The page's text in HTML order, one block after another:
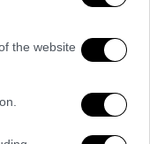
the website